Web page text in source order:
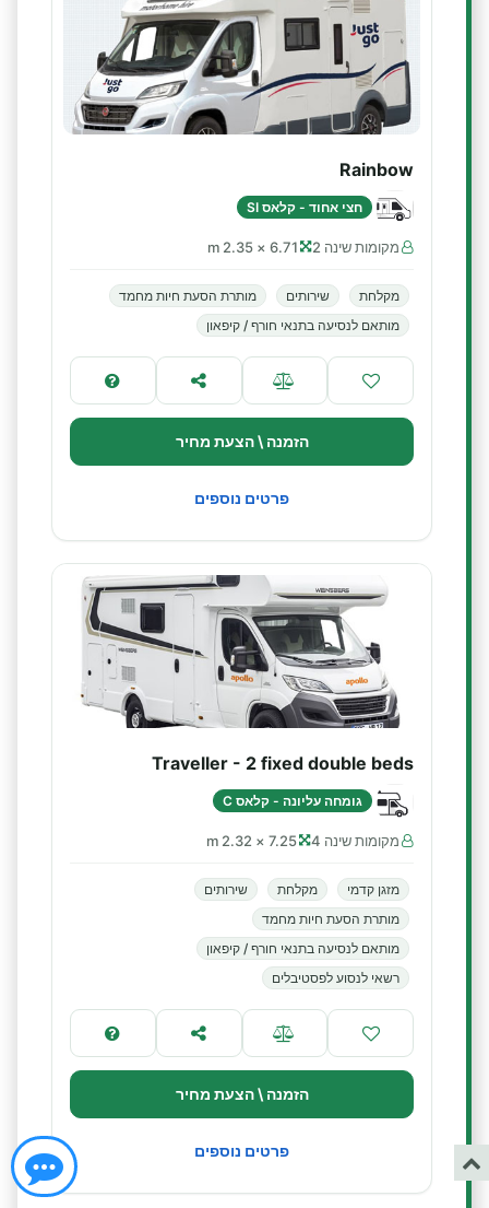
Rainbow
חצי אחוד - קלאס SI
מקומות שינה 2 6.71 × 2.35 m
מקלחת שירותים
מותרת הסעת חיות מחמד
מותאם לנסיעה בתנאי חורף / קיפאון
הזמנה \ הצעת מחיר
פרטים נוספים
Traveller - 2 fixed double beds
גומחה עליונה - קלאס C
מקומות שינה 4 7.25 × 2.32 m
מזגן קדמי מקלחת
שירותים
מותרת הסעת חיות מחמד
מותאם לנסיעה בתנאי חורף / קיפאון
רשאי לנסוע לפסטיבלים
הזמנה \ הצעת מחיר
פרטים נוספים